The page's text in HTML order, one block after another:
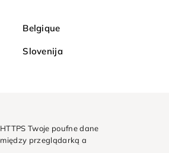
Belgique
Slovenija
Twoje poufne dane
przeglądarką a